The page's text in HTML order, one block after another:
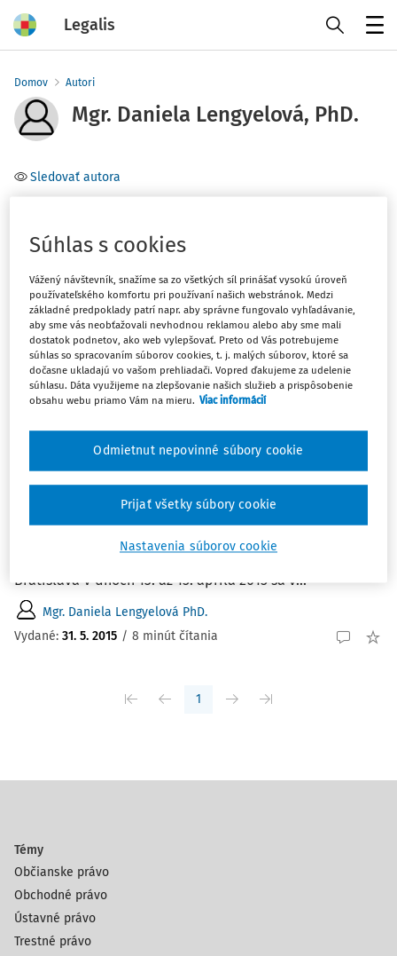
Legalis
Domov Autori
Mgr. Daniela Lengyelová, PhD.
Sledovať autora
Počet vyhľadaných dokumentov:1
Zoradiť podľa:
Najnovšie Najstaršie
Správa z medzinárodnej konferencie
Systémy ochrany ľudských práv: európske
a ázijské
Správa z medzinárodnej konferencie Systémy ochrany
ľudských práv: európske a ázijské Mgr. Daniela
Lengyelová PhD. Úrad Slovenskej akadémie vied,
Bratislava V dňoch 13. až 15. apríla 2015 sa v...
Mgr. Daniela Lengyelová PhD.
Vydané: 31. 5. 2015 / 8 minút čítania
1
Témy
Občianske právo
Obchodné právo
Ústavné právo
Trestné právo
Súhlas s cookies
Vážený návštevník, snažíme sa zo všetkých síl prinášať vysokú úroveň
používateľského komfortu pri používaní našich webstránok. Medzi
základné predpoklady patrí napr. aby správne fungovalo vyhľadávanie,
aby sme vás neobťažovali nevhodnou reklamou alebo aby sme mali
dostatok podnetov, ako web vylepšovať. Preto od Vás potrebujeme
súhlas so spracovaním súborov cookies, t. j. malých súborov, ktoré sa
dočasne ukladajú vo vašom prehliadači. Vopred ďakujeme za udelenie
súhlasu. Dáta využijeme na zlepšovanie našich služieb a prispôsobenie
obsahu webu priamo Vám na mieru. Viac informácií
Nastavenia súborov cookie
Odmietnut nepovinné súbory cookie
Prijať všetky súbory cookie